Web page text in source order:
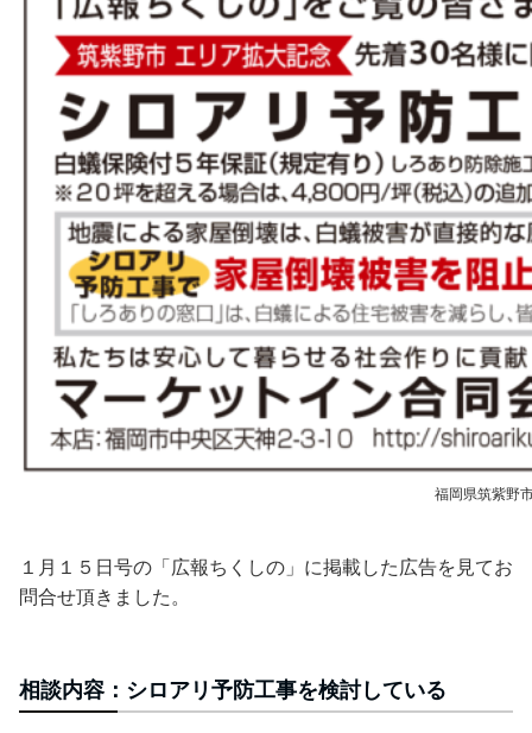
福岡県筑紫野
１月１５日号の「広報ちくしの」に掲載した広告を見てお
問合せ頂きました。
相談内容：シロアリ予防工事を検討している